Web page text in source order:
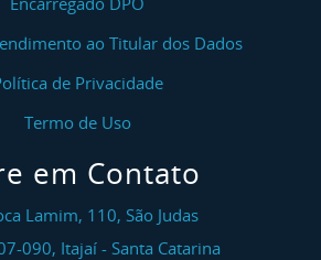
ao Titular dos Dados
de Privacidade
Termo de Uso
em Contato
Lamim, 110, São Judas
090, Itajaí- Santa Catarina